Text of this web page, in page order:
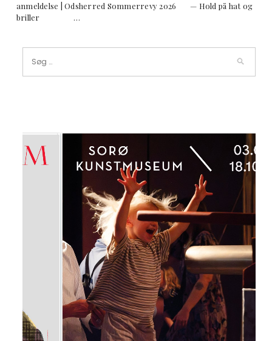
anmeldelse | Odsherred Sommerrevy 2026 — Hold på hat og
briller …